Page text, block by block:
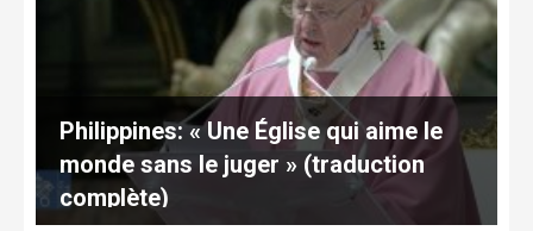
Philippines: « Une Église qui aime le
monde sans le juger » (traduction
complète)